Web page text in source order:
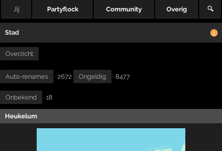
Jij Partyflock Community Overig 🔍
Stad
Overzicht
Auto-renames · 2672 Ongeldig · 8477
Onbekend · 18
Heukelum